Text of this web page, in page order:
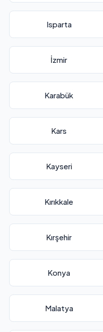
Isparta
İzmir
Karabük
Kars
Kayseri
Kırıkkale
Kırşehir
Konya
Malatya